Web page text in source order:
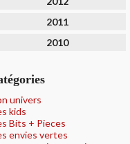
2011
2010
univers
kids
Bits + Pieces
envies vertes